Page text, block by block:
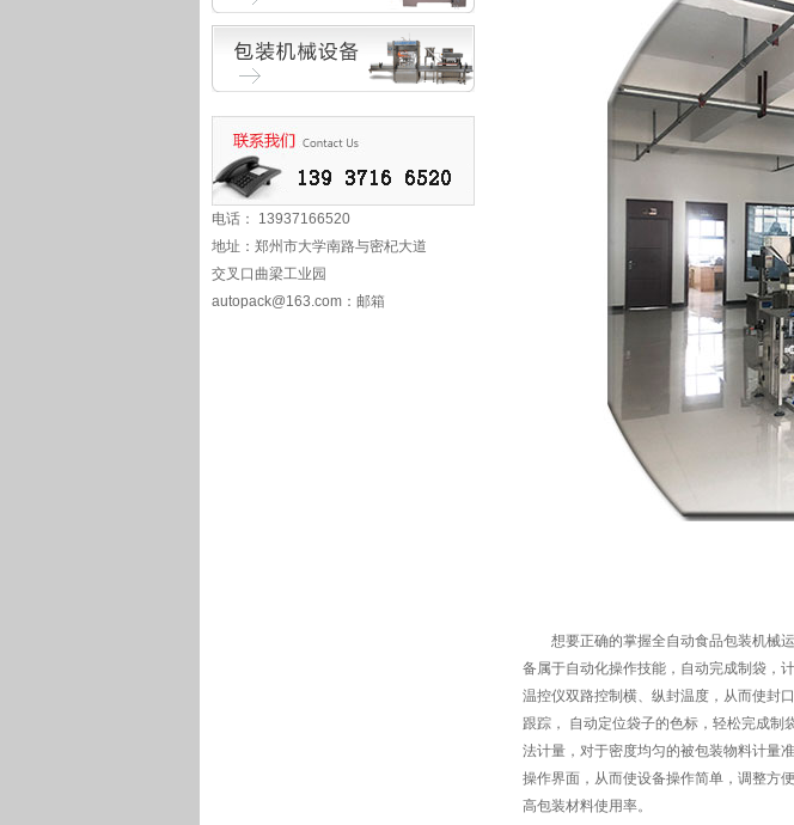
电话： 13937166520
地址：郑州市大学南路与密杞大道
交叉口曲梁工业园
autopack@163.com ：邮箱
想要正确的掌握全自动食品包装机械运
备属于自动化操作技能，自动完成制袋，
温控仪双路控制横、纵封温度，从而使封
跟踪， 自动定位袋子的色标，轻松完成制
法计量，对于密度均匀的被包装物料计量
操作界面，从而使设备操作简单，调整方
高包装材料使用率。